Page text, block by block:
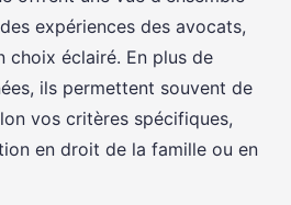
expériences des avocats,
choix éclairé. En plus de
ils permettent souvent de
vos critères spécifiques,
en droit de la famille ou en